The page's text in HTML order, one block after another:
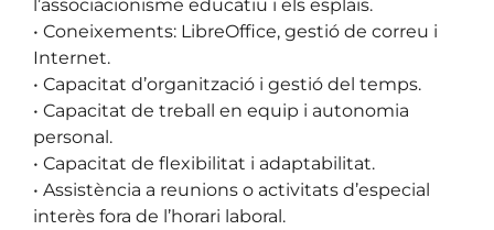
l’associacionisme educatiu i els esplais.
• Coneixements: LibreOffice, gestió de correu i
Internet.
• Capacitat d’organització i gestió del temps.
• Capacitat de treball en equip i autonomia
personal.
• Capacitat de flexibilitat i adaptabilitat.
• Assistència a reunions o activitats d’especial
interès fora de l’horari laboral.